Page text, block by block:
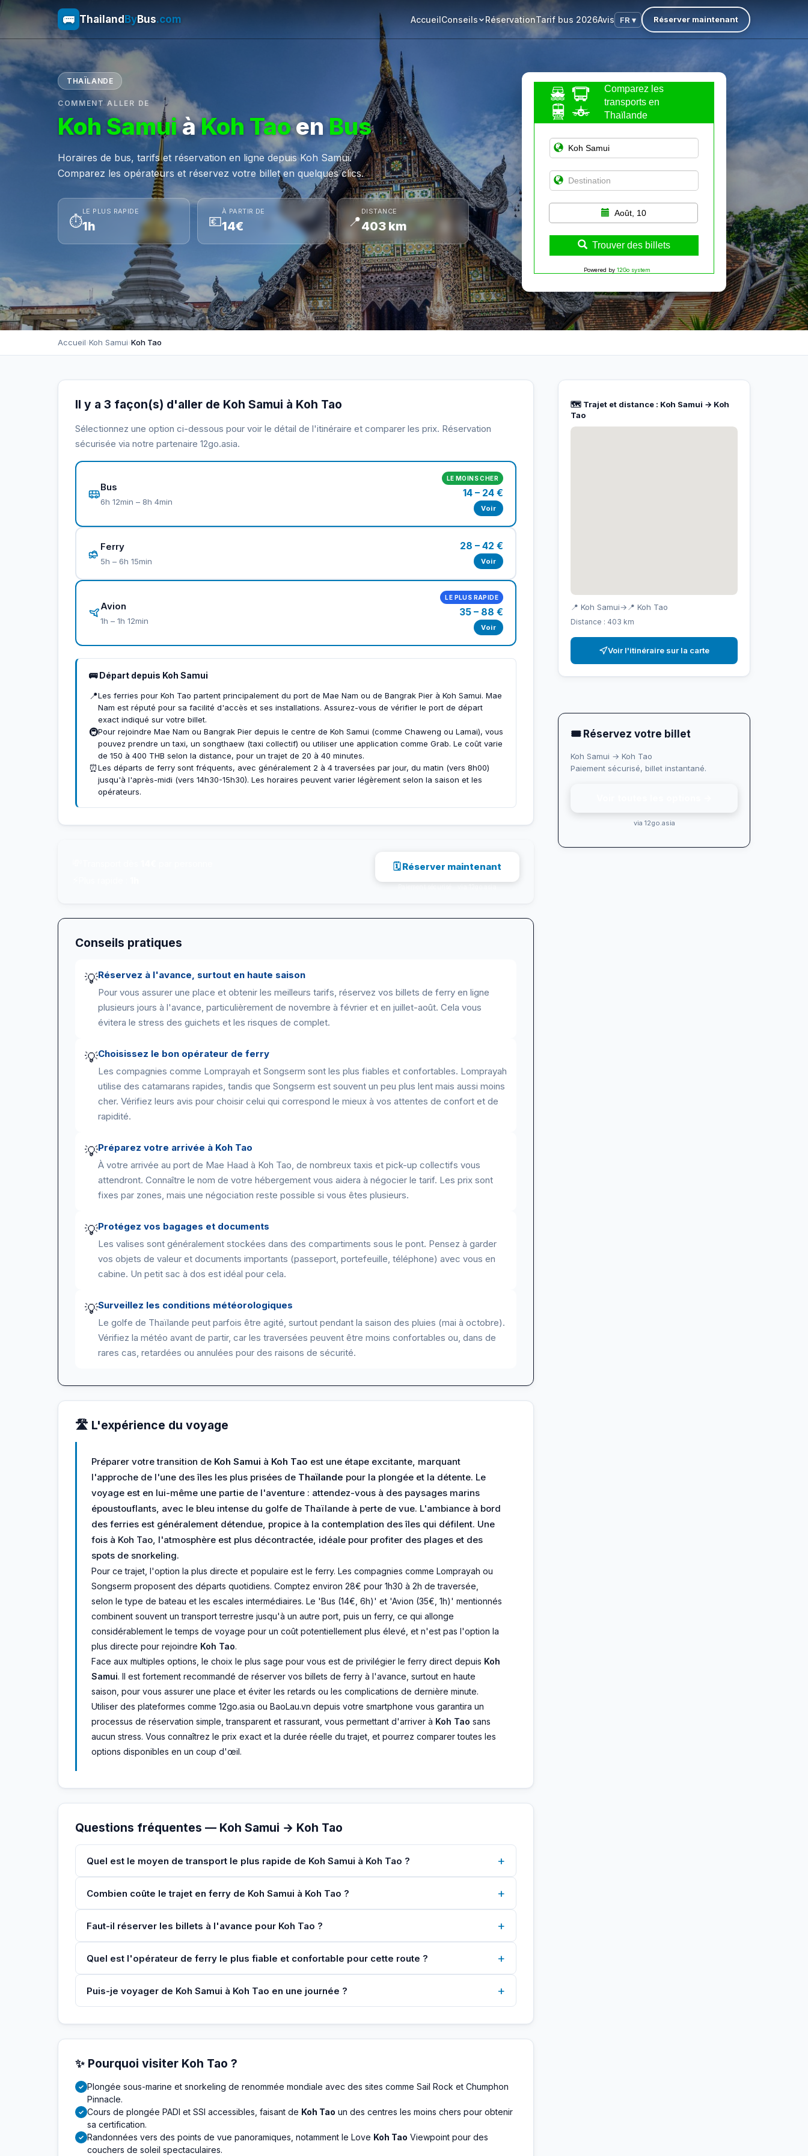
🚌 Thailand ByBus.com AccueilConseils RéservationTarif bus 2026Avis FR ▾ Réserver maintenant
THAÏLANDE
COMMENT ALLER DE
Koh SamuiàKoh TaoenBus
Horaires de bus, tarifs et réservation en ligne depuis Koh Samui.
Comparez les opérateurs et réservez votre billet en quelques clics.
⏱
LE PLUS RAPIDE
1h 💶
À PARTIR DE
14€ 📍
DISTANCE
403 km
Comparez les
transports en
Thaïlande
Août, 10
Trouver des billets
Powered by 12Go system
Accueil›Koh Samui›Koh Tao
🗺️ Trajet et distance : Koh Samui → Koh
Tao
📍 Koh Samui→ 📍 Koh Tao
Distance : 403 km
Voir l'itinéraire sur la carte
Il y a 3 façon(s) d'aller de Koh Samui à Koh Tao
Sélectionnez une option ci-dessous pour voir le détail de l'itinéraire et comparer les prix. Réservation
sécurisée via notre partenaire 12go.asia.
Bus
6h 12min – 8h 4min
LE MOINS CHER
14 – 24 €
Voir
Ferry
5h – 6h 15min
28 – 42 €
Voir
Avion
1h – 1h 12min
LE PLUS RAPIDE
35 – 88 €
Voir
🚌 Départ depuis Koh Samui
📍Les ferries pour Koh Tao partent principalement du port de Mae Nam ou de Bangrak Pier à Koh Samui. Mae
Nam est réputé pour sa facilité d'accès et ses installations. Assurez-vous de vérifier le port de départ
exact indiqué sur votre billet.
🚇Pour rejoindre Mae Nam ou Bangrak Pier depuis le centre de Koh Samui (comme Chaweng ou Lamai), vous
pouvez prendre un taxi, un songthaew (taxi collectif) ou utiliser une application comme Grab. Le coût varie
de 150 à 400 THB selon la distance, pour un trajet de 20 à 40 minutes.
⏰Les départs de ferry sont fréquents, avec généralement 2 à 4 traversées par jour, du matin (vers 8h00)
jusqu'à l'après-midi (vers 14h30-15h30). Les horaires peuvent varier légèrement selon la saison et les
opérateurs.
🗓 Réserver maintenant
Conseils pratiques
💡Réservez à l'avance, surtout en haute saison
Pour vous assurer une place et obtenir les meilleurs tarifs, réservez vos billets de ferry en ligne
plusieurs jours à l'avance, particulièrement de novembre à février et en juillet-août. Cela vous
évitera le stress des guichets et les risques de complet.
💡Choisissez le bon opérateur de ferry
Les compagnies comme Lomprayah et Songserm sont les plus fiables et confortables. Lomprayah
utilise des catamarans rapides, tandis que Songserm est souvent un peu plus lent mais aussi moins
cher. Vérifiez leurs avis pour choisir celui qui correspond le mieux à vos attentes de confort et de
rapidité.
💡Préparez votre arrivée à Koh Tao
À votre arrivée au port de Mae Haad à Koh Tao, de nombreux taxis et pick-up collectifs vous
attendront. Connaître le nom de votre hébergement vous aidera à négocier le tarif. Les prix sont
fixes par zones, mais une négociation reste possible si vous êtes plusieurs.
💡Protégez vos bagages et documents
Les valises sont généralement stockées dans des compartiments sous le pont. Pensez à garder
vos objets de valeur et documents importants (passeport, portefeuille, téléphone) avec vous en
cabine. Un petit sac à dos est idéal pour cela.
💡Surveillez les conditions météorologiques
Le golfe de Thaïlande peut parfois être agité, surtout pendant la saison des pluies (mai à octobre).
Vérifiez la météo avant de partir, car les traversées peuvent être moins confortables ou, dans de
rares cas, retardées ou annulées pour des raisons de sécurité.
🛣️ L'expérience du voyage
Préparer votre transition de Koh Samui à Koh Tao est une étape excitante, marquant
l'approche de l'une des îles les plus prisées de Thaïlande pour la plongée et la détente. Le
voyage est en lui-même une partie de l'aventure : attendez-vous à des paysages marins
époustouflants, avec le bleu intense du golfe de Thaïlande à perte de vue. L'ambiance à bord
des ferries est généralement détendue, propice à la contemplation des îles qui défilent. Une
fois à Koh Tao, l'atmosphère est plus décontractée, idéale pour profiter des plages et des
spots de snorkeling.
Pour ce trajet, l'option la plus directe et populaire est le ferry. Les compagnies comme Lomprayah ou
Songserm proposent des départs quotidiens. Comptez environ 28€ pour 1h30 à 2h de traversée,
selon le type de bateau et les escales intermédiaires. Le 'Bus (14€, 6h)' et 'Avion (35€, 1h)' mentionnés
combinent souvent un transport terrestre jusqu'à un autre port, puis un ferry, ce qui allonge
considérablement le temps de voyage pour un coût potentiellement plus élevé, et n'est pas l'option la
plus directe pour rejoindre Koh Tao.
Face aux multiples options, le choix le plus sage pour vous est de privilégier le ferry direct depuis Koh
Samui. Il est fortement recommandé de réserver vos billets de ferry à l'avance, surtout en haute
saison, pour vous assurer une place et éviter les retards ou les complications de dernière minute.
Utiliser des plateformes comme 12go.asia ou BaoLau.vn depuis votre smartphone vous garantira un
processus de réservation simple, transparent et rassurant, vous permettant d'arriver à Koh Tao sans
aucun stress. Vous connaîtrez le prix exact et la durée réelle du trajet, et pourrez comparer toutes les
options disponibles en un coup d'œil.
Questions fréquentes — Koh Samui → Koh Tao
Quel est le moyen de transport le plus rapide de Koh Samui à Koh Tao ? +
Combien coûte le trajet en ferry de Koh Samui à Koh Tao ? +
Faut-il réserver les billets à l'avance pour Koh Tao ? +
Quel est l'opérateur de ferry le plus fiable et confortable pour cette route ? +
Puis-je voyager de Koh Samui à Koh Tao en une journée ? +
✨ Pourquoi visiter Koh Tao ?
✓ Plongée sous-marine et snorkeling de renommée mondiale avec des sites comme Sail Rock et Chumphon
Pinnacle.
✓ Cours de plongée PADI et SSI accessibles, faisant de Koh Tao un des centres les moins chers pour obtenir
sa certification.
✓ Randonnées vers des points de vue panoramiques, notamment le Love Koh Tao Viewpoint pour des
couchers de soleil spectaculaires.
🎟 Réservez votre billet
Koh Samui → Koh Tao
Paiement sécurisé, billet instantané.
via 12go.asia